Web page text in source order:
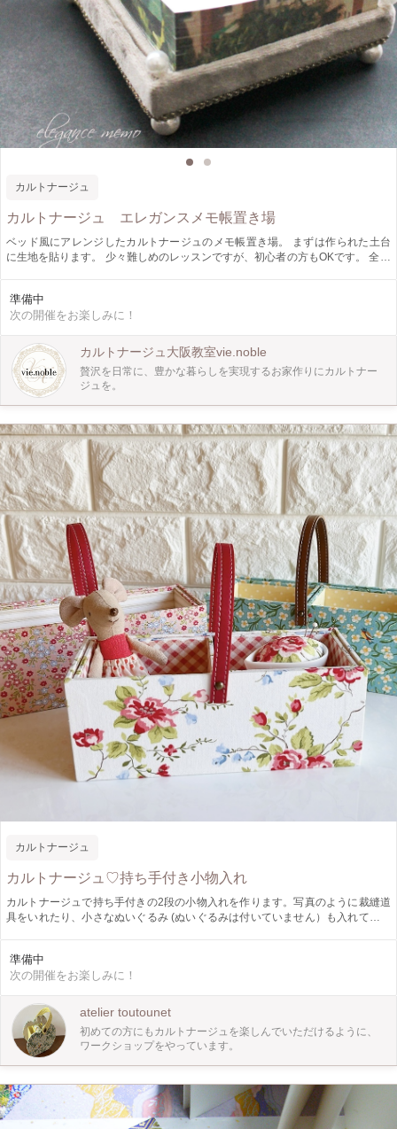
カルトナージュ
カルトナージュ エレガンスメモ帳置き場
ベッド風にアレンジしたカルトナージュのメモ帳置き場。 まずは作られた土台
に生地を貼ります。 少々難しめのレッスンですが、初心者の方もOKです。 全体
準備中
次の開催をお楽しみに！
カルトナージュ大阪教室vie.noble
贅沢を日常に、豊かな暮らしを実現するお家作りにカルトナー
ジュを。
カルトナージュ
カルトナージュ♡持ち手付き小物入れ
カルトナージュで持ち手付きの2段の小物入れを作ります。写真のように裁縫道
具をいれたり、小さなぬいぐるみ (ぬいぐるみは付いていません）も入れて飾れ
す。お好きな組み合わせで作っていただけます。カルトナージュが初めての方で
も大丈夫です！！春の良い季節に一緒にカルトナージュを楽しみませんか
準備中
次の開催をお楽しみに！
atelier toutounet
初めての方にもカルトナージュを楽しんでいただけるように、
ワークショップをやっています。